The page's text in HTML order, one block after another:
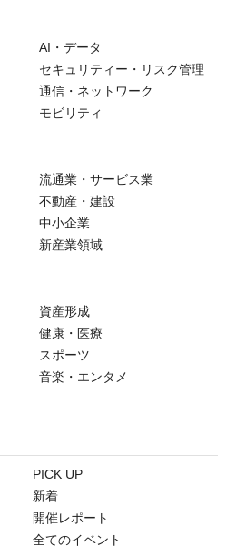
AI・データ
セキュリティー・リスク管理
通信・ネットワーク
モビリティ
流通業・サービス業
不動産・建設
中小企業
新産業領域
資産形成
健康・医療
スポーツ
音楽・エンタメ
PICK UP
新着
開催レポート
全てのイベント